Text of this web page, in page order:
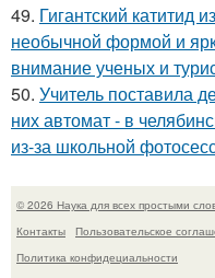
49. Гигантский катитид
необычной формой и
внимание ученых и
50. Учитель поставила
них автомат - в
из-за школьной
© 2026 Наука для всех простыми
Контакты
Пользовательское
Политика конфидециальности